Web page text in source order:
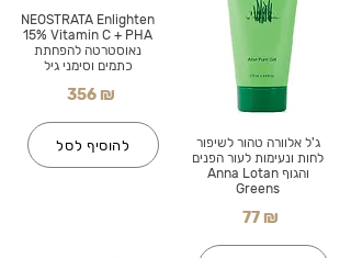
NEOSTRATA Enlighten
15% Vitamin C + PHA
נאוסטרטה להפחתת
כתמים וסימני גיל
356 ₪
להוסיף לסל
ג'ל אלוורה טהור לשיפור
לחות ונעימות לעור הפנים
והגוף Anna Lotan
Greens
77 ₪